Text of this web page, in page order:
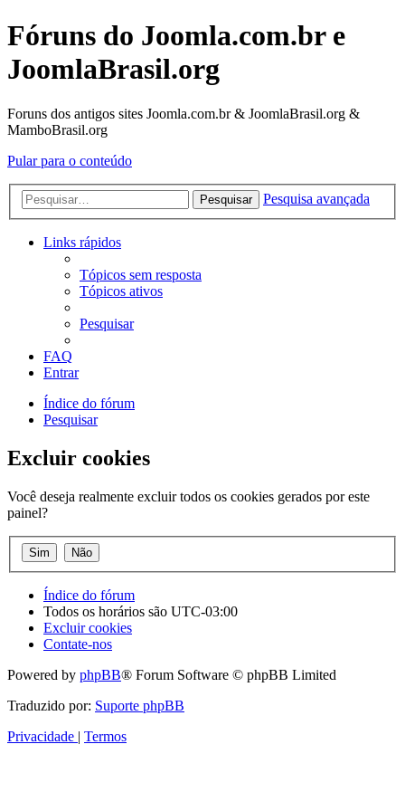
Fóruns do Joomla.com.br e
JoomlaBrasil.org
Foruns dos antigos sites Joomla.com.br & JoomlaBrasil.org &
MamboBrasil.org
Pular para o conteúdo
Pesquisar Pesquisa avançada
Links rápidos
Tópicos sem resposta
Tópicos ativos
Pesquisar
FAQ
Entrar
Índice do fórum
Pesquisar
Excluir cookies
Você deseja realmente excluir todos os cookies gerados por este
painel?
Índice do fórum
Todos os horários são UTC-03:00
Excluir cookies
Contate-nos
Powered by phpBB® Forum Software © phpBB Limited
Traduzido por: Suporte phpBB
Privacidade | Termos